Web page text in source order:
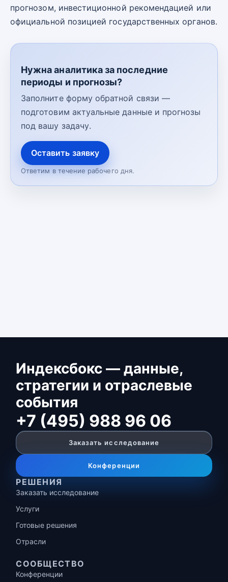
прогнозом, инвестиционной рекомендацией или
официальной позицией государственных органов.
Нужна аналитика за последние
периоды и прогнозы?
Заполните форму обратной связи —
подготовим актуальные данные и прогнозы
под вашу задачу.
Оставить заявку
Ответим в течение рабочего дня.
Индексбокс — данные,
стратегии и отраслевые
события
+7 (495) 988 96 06
Заказать исследование
Конференции
РЕШЕНИЯ
Заказать исследование
Услуги
Готовые решения
Отрасли
СООБЩЕСТВО
Конференции